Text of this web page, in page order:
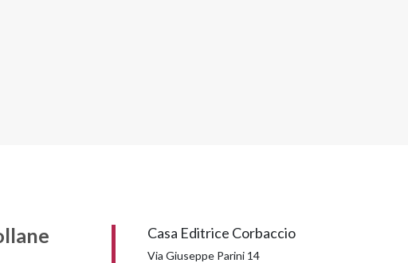
Casa Editrice Corbaccio
Via Giuseppe Parini 14